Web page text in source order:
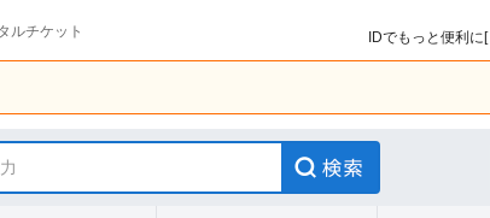
ルチケット
IDでもっと便利に[